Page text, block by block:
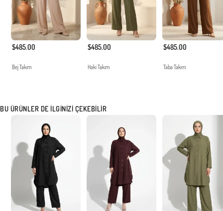
$485.00
Bej Takım
$485.00
Haki Takım
$485.00
Taba Takım
BU ÜRÜNLER DE İLGINIZI ÇEKEBILIR